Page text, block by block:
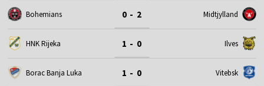
Bohemians 0 - 2 Midtjylland
HNK Rijeka 1 - 0 Ilves
Borac Banja Luka 1 - 0 Vitebsk